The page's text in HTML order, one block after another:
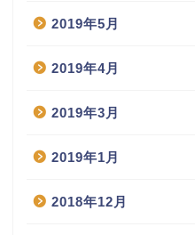
2019年5月
2019年4月
2019年3月
2019年1月
2018年12月